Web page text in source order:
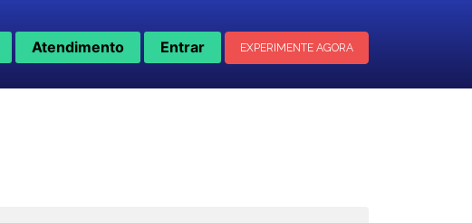
Atendimento Entrar EXPERIMENTE AGORA